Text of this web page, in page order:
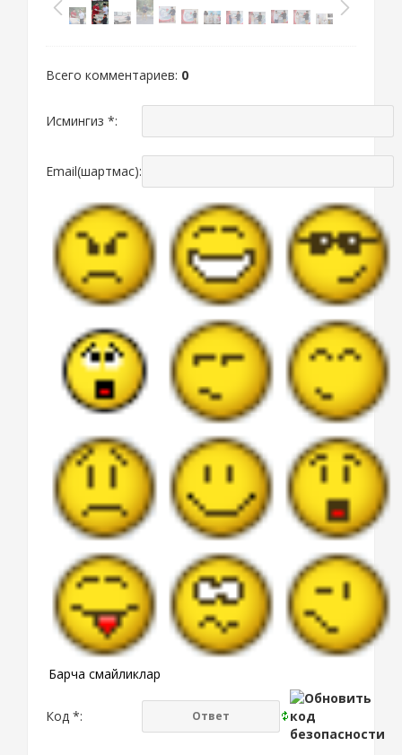
Всего комментариев: 0
Исмингиз *:
Email(шартмас):
Барча смайликлар
Код *: